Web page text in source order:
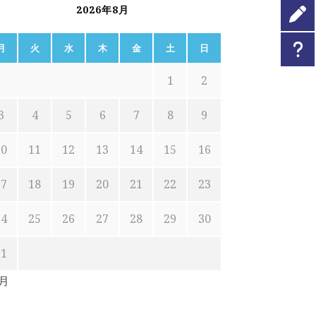
2026年8月
火 水 木 金 土 日
1 2
4 5 6 7 8 9
11 12 13 14 15 16
18 19 20 21 22 23
25 26 27 28 29 30